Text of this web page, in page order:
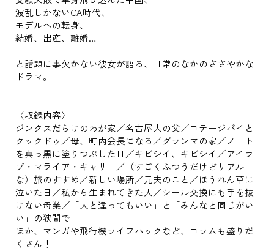
波乱しかないCA時代、
モデルへの転身、
結婚、出産、離婚…
と話題に事欠かない彼女が語る、日常のなかのささやかな
ドラマ。
〈収録内容〉
ジンクスだらけのわが家／名古屋人の父／コテージパイと
クックドゥ／母、町内会長になる／グランマの家／ノート
を真っ黒に塗りつぶした日／キビシイ、キビシイ／アイラ
ブ・マライア・キャリー／（すごくふつうだけどリアル
な）旅のすすめ／新しい場所／元夫のこと／ほうれん草に
泣いた日／私から生まれてきた人／シール交換にも手を抜
けない母業／「人と違ってもいい」と「みんなと同じがい
い」の狭間で
ほか、マンガや飛行機ライフハックなど、コラムも盛りだ
くさん！